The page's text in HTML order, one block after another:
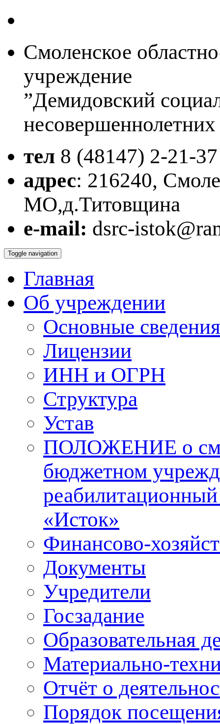
Смоленское
учреждение
”Демидовский
тел 8 (48147) 2-21-37
адрес: 216240,
МО,д.Титовщина
e-mail: dsrc-
Toggle navigation
Главная
Об учреждении
Основные
Лицензии
ИНН и ОГРН
Структура
Устав
ПОЛОЖЕНИЕ о
бюджетном
«Исток»
Финансово-
Документы
Учредители
Госзадание
Образовательная
Материально-
Отчёт о
Порядок